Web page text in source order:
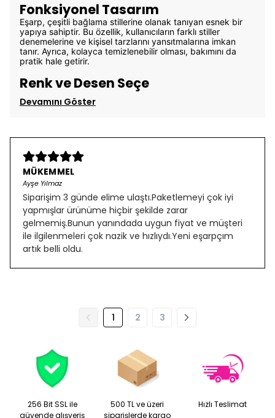
Fonksiyonel Tasarım
Eşarp, çeşitli bağlama stillerine olanak tanıyan esnek bir
yapıya sahiptir. Bu özellik, kullanıcıların farklı stiller
denemelerine ve kişisel tarzlarını yansıtmalarına imkan
tanır. Ayrıca, kolayca temizlenebilir olması, bakımını da
pratik hale getirir.
Renk ve Desen Seçe
Devamını Göster
MÜKEMMEL
Ayşe Yılmaz
Siparişim 3 günde elime ulaştı.Paketlemeyi çok iyi
yapmışlar ürünüme hiçbir şekilde zarar
gelmemiş.Bunun yanındada uygun fiyat ve müşteri
ile ilgilenmeleri çok nazik ve hızlıydı.Yeni eşarpçım
artık belli oldu.
1 2 3
256 Bit SSL ile
güvende alışveriş
500 TL ve üzeri
siparişlerde kargo
Hızlı Teslimat